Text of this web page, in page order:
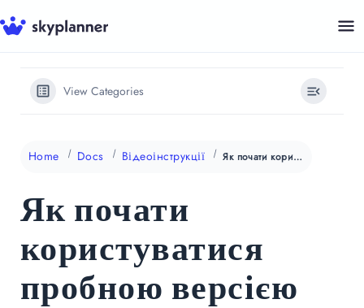
Перейти
до
View Categories
Home Docs Відеоінструкції Як почати користуватися пробною версією SkyPlanner
Як почати
користуватися
пробною версією